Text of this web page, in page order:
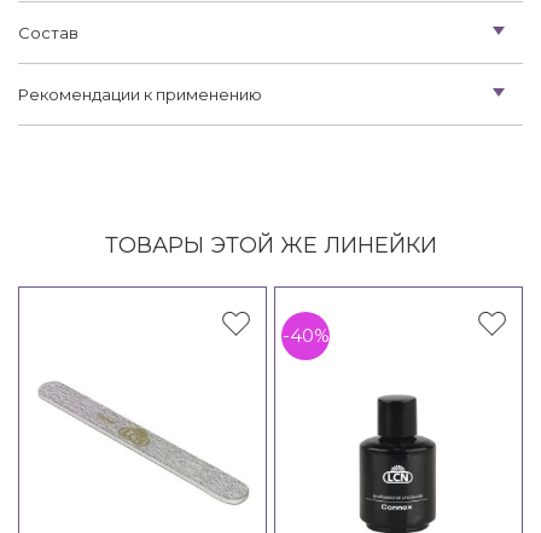
Состав
Рекомендации к применению
ТОВАРЫ ЭТОЙ ЖЕ ЛИНЕЙКИ
-40%